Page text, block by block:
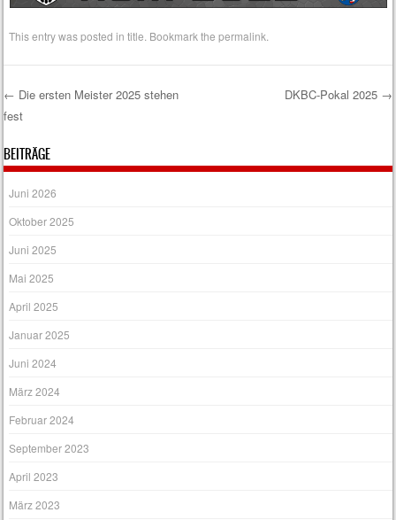
This entry was posted intitle . Bookmark thepermalink
Post navigation
← Die ersten Meister 2025 stehen
fest
DKBC-Pokal 2025 →
BEITRÄGE
Juni 2026
Oktober 2025
Juni 2025
Mai 2025
April 2025
Januar 2025
Juni 2024
März 2024
Februar 2024
September 2023
April 2023
März 2023